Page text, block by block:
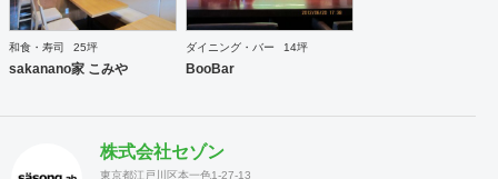
和食・寿司 25坪
sakanano家 こみや
ダイニング・バー 14坪
BooBar
株式会社セゾン
東京都江戸川区本一色1-27-13